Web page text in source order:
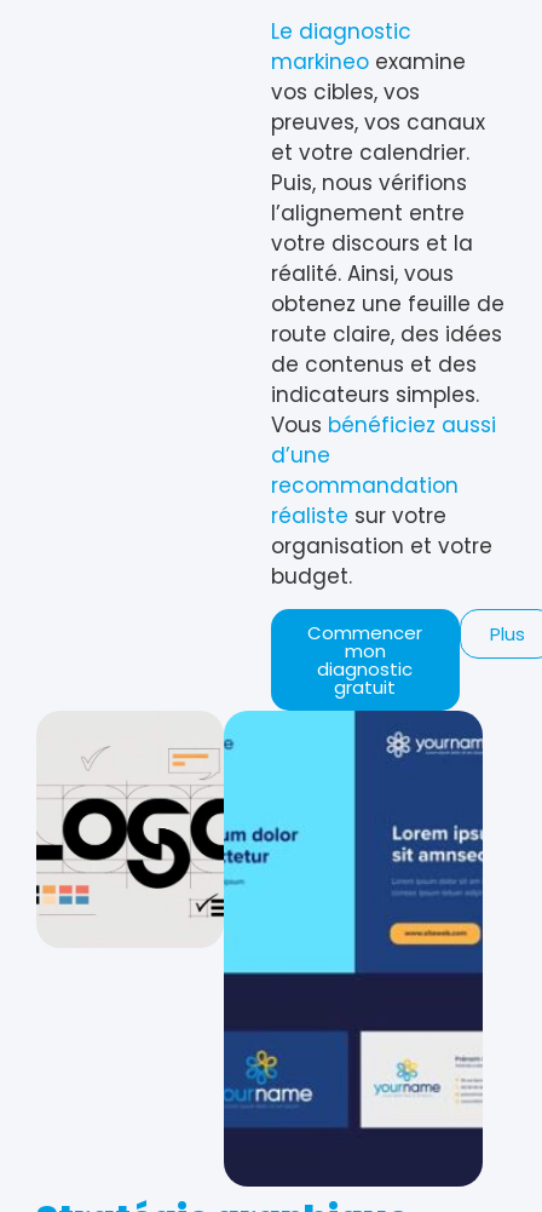
Le diagnostic
markineo examine
vos cibles, vos
preuves, vos canaux
et votre calendrier.
Puis, nous vérifions
l’alignement entre
votre discours et la
réalité. Ainsi, vous
obtenez une feuille de
route claire, des idées
de contenus et des
indicateurs simples.
Vous bénéficiez aussi
d’une
recommandation
réaliste sur votre
organisation et votre
budget.
Commencer
mon
diagnostic
gratuit
Plus